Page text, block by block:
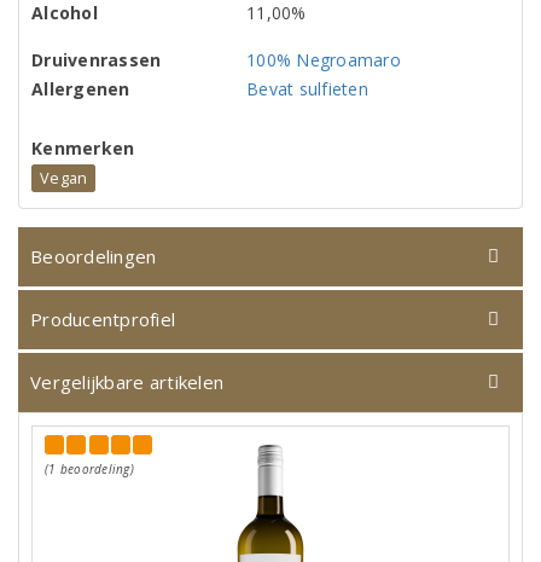
Alcohol
11,00%
Druivenrassen
100% Negroamaro
Allergenen
Bevat sulfieten
Kenmerken
Vegan
Beoordelingen
Producentprofiel
Vergelijkbare artikelen
(1 beoordeling)